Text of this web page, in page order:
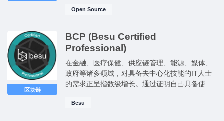
统系统领域专家来说，这项认证非常合适。 ✔ 这
✔ 对于那些希望专注于网络安全岗位的人而言，
获得该认证是一项明智的选择。
Open Source
区块链
BCP (Besu Certified
Professional)
在金融、医疗保健、供应链管理、能源、媒体、
政府等诸多领域，对具备去中心化技能的IT人士
的需求正呈指数级增长。通过证明自己具备使用
的能力，从而开启新的机遇之门。 BCP认证考试
Besu